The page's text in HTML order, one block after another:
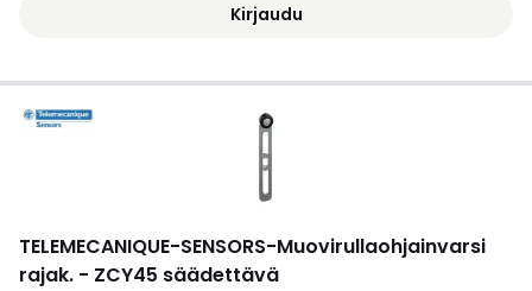
Kirjaudu
TELEMECANIQUE-SENSORS-Muovirullaohjainvarsi
rajak. - ZCY45 säädettävä